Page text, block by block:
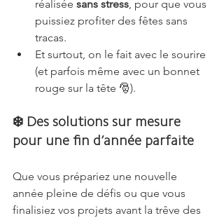
réalisée sans stress, pour que vous
puissiez profiter des fêtes sans
tracas.
Et surtout, on le fait avec le sourire
(et parfois même avec un bonnet
rouge sur la tête 🎅).
❄️ Des solutions sur mesure
pour une fin d’année parfaite
Que vous prépariez une nouvelle
année pleine de défis ou que vous
finalisiez vos projets avant la trêve des